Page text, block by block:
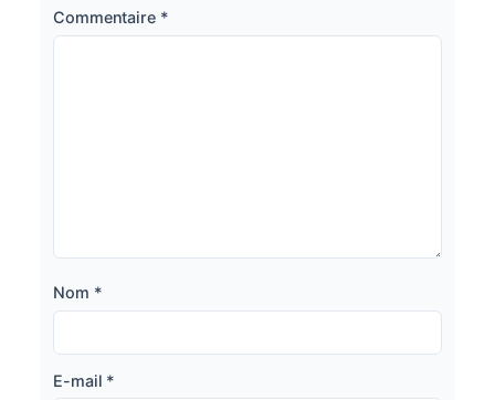
Commentaire *
Nom *
E-mail *